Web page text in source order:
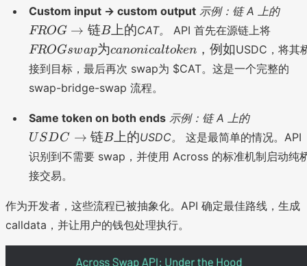
n
o
ni
ca
l
to
n
，
例
如
的
Custom input → custom output 示例：链 A 上的F
G
→
的
FROG → 链B上的CAT。 API 首先在源链上将F
R
O
G
p
为
l
FROGswap为canonicaltoken ，例如USDC，将其
接到目标，最后再次 swap为 $CAT。这是一个完整的
swap-bridge-swap 流程。
Same token on both ends 示例：链 A 上的U
S
D
C
B
的
USDC → 链B上的USDC。
这是最简单的情况。API
识别到不需要 swap，并使用 Across 的标准机制启动纯
接交易。
作为开发者，这些流程已被抽象化。API 确定最佳路线，生成
calldata，并让用户的钱包处理执行。